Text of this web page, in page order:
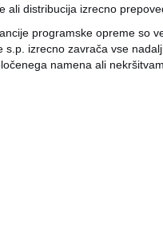
ali distribucija izrecno
programske opreme so
s.p. izrecno zavrača vse
namena ali